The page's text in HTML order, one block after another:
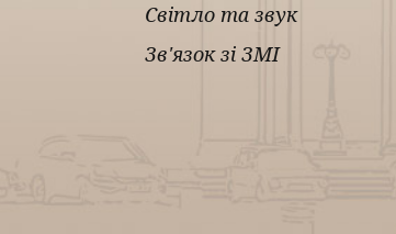
Світло та звук
Зв'язок зі ЗМІ